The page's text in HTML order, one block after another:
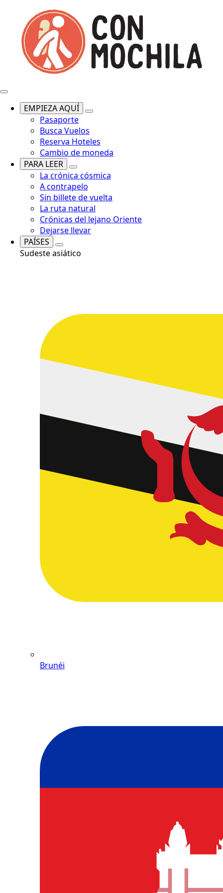
EMPIEZA AQUÍ
Pasaporte
Busca Vuelos
Reserva Hoteles
Cambio de moneda
PARA LEER
La crónica cósmica
A contrapelo
Sin billete de vuelta
La ruta natural
Crónicas del lejano Oriente
Dejarse llevar
PAÍSES
Sudeste asiático
Brunéi